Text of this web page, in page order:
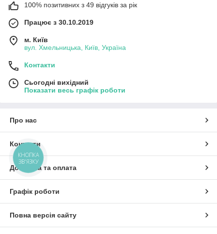
100% позитивних з 49 відгуків за рік
Працює з 30.10.2019
м. Київ
вул. Хмельницька, Київ, Україна
Контакти
Сьогодні вихідний
Показати весь графік роботи
Про нас
Контакти
Доставка та оплата
Графік роботи
Повна версія сайту
КНОПКА
ЗВ'ЯЗКУ